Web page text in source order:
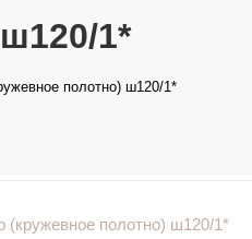
1*
полотно) ш120/1*